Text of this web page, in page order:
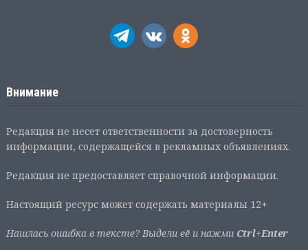
Внимание
Редакция не несет ответственности за достоверность
информации, содержащейся в рекламных объявлениях.
Редакция не предоставляет справочной информации.
Настоящий ресурс может содержать материалы 12+
Нашлась ошибка в тексте? Выдели её и нажми Ctrl+Enter